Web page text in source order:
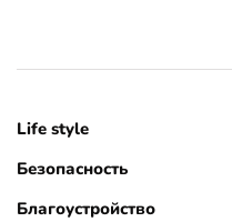
Life style
Безопасность
Благоустройство